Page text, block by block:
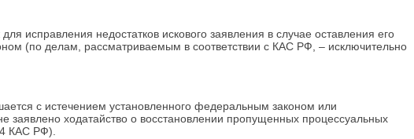
исправления недостатков искового заявления в случае оставления его
(по делам, рассматриваемым в соответствии с КАС РФ, – исключительно
с истечением установленного федеральным законом или
заявлено ходатайство о восстановлении пропущенных процессуальных
КАС РФ).